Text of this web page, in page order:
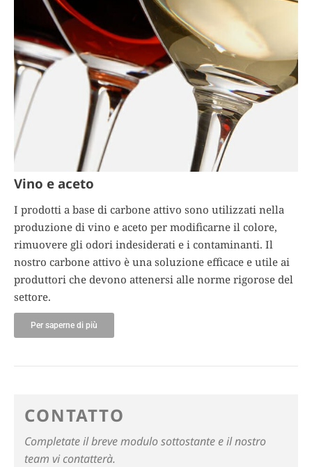
Vino e aceto
I prodotti a base di carbone attivo sono utilizzati nella
produzione di vino e aceto per modificarne il colore,
rimuovere gli odori indesiderati e i contaminanti. Il
nostro carbone attivo è una soluzione efficace e utile ai
produttori che devono attenersi alle norme rigorose del
settore.
Per saperne di più
CONTATTO
Completate il breve modulo sottostante e il nostro
team vi contatterà.